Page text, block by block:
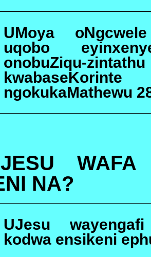
UMoya
uqobo
onobuZiqu-
ngokukaMathewu
WAFA
NA?
UJesu wayengafi
kodwa ensikeni